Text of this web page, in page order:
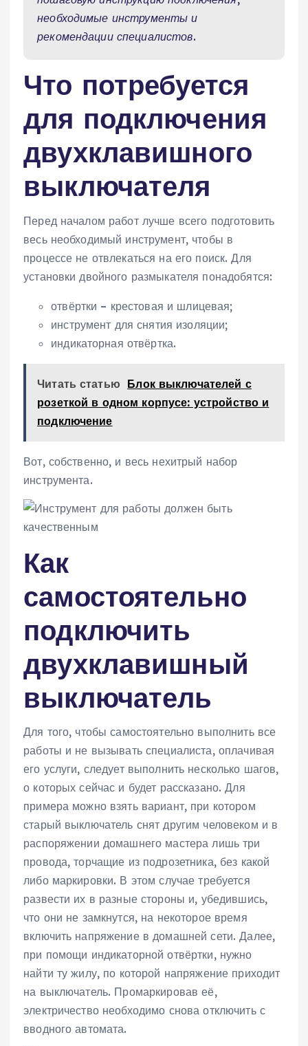
необходимые инструменты и
рекомендации специалистов.
Что потребуется
для подключения
двухклавишного
выключателя
Перед началом работ лучше всего подготовить
весь необходимый инструмент, чтобы в
процессе не отвлекаться на его поиск. Для
установки двойного размыкателя понадобятся:
отвёртки – крестовая и шлицевая;
инструмент для снятия изоляции;
индикаторная отвёртка.
Читать статью Блок выключателей с
розеткой в одном корпусе: устройство и
подключение
Вот, собственно, и весь нехитрый набор
инструмента.
Как
самостоятельно
подключить
двухклавишный
выключатель
Для того, чтобы самостоятельно выполнить все
работы и не вызывать специалиста, оплачивая
его услуги, следует выполнить несколько шагов,
о которых сейчас и будет рассказано. Для
примера можно взять вариант, при котором
старый выключатель снят другим человеком и в
распоряжении домашнего мастера лишь три
провода, торчащие из подрозетника, без какой
либо маркировки. В этом случае требуется
развести их в разные стороны и, убедившись,
что они не замкнутся, на некоторое время
включить напряжение в домашней сети. Далее,
при помощи индикаторной отвёртки, нужно
найти ту жилу, по которой напряжение приходит
на выключатель. Промаркировав её,
электричество необходимо снова отключить с
вводного автомата.